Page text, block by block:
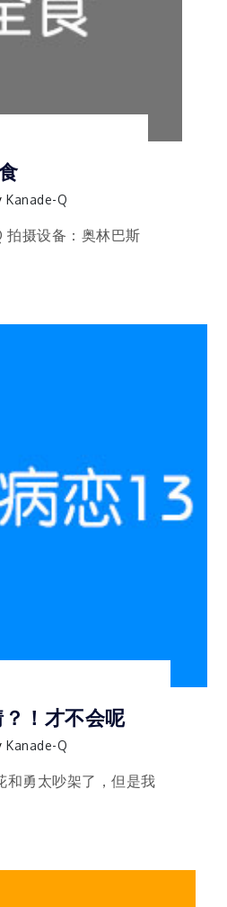
Kanade-Q
拍摄设备：奥林巴斯
！才不会呢
Kanade-Q
和勇太吵架了，但是我